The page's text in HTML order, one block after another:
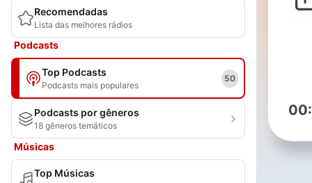
Recomendadas
Lista das melhores rádios
Podcasts
Top Podcasts
Podcasts mais populares
50
Podcasts por gêneros
18 gêneros temáticos
Músicas
Top Músicas